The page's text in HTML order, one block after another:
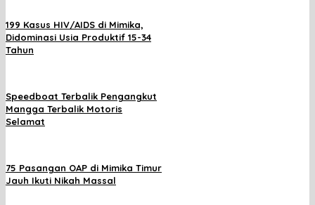
199 Kasus HIV/AIDS di Mimika,
Didominasi Usia Produktif 15-34
Tahun
Speedboat Terbalik Pengangkut
Mangga Terbalik Motoris
Selamat
75 Pasangan OAP di Mimika Timur
Jauh Ikuti Nikah Massal